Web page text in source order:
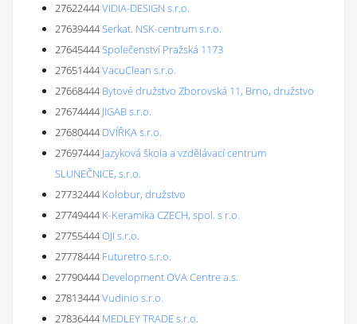
27622444VIDIA-DESIGN s.r.o.
27639444Serkat. NSK-centrum s.r.o.
27645444Společenství Pražská 1173
27651444VacuClean s.r.o.
27668444 Bytové družstvo Zborovská 11, Brno, družstvo
27674444 JIGAB s.r.o.
27680444 DVÍŘKA s.r.o.
27697444 Jazyková škola a vzdělávací centrum
SLUNEČNICE, s.r.o.
27732444 Kolobur, družstvo
27749444 K-Keramika CZECH, spol. s r.o.
27755444OJI s.r.o.
27778444 Futuretro s.r.o.
27790444 Development OVA Centre a.s.
27813444Vudinio s.r.o.
27836444 MEDLEY TRADE s.r.o.